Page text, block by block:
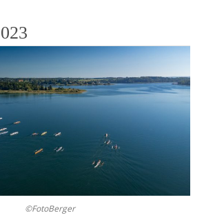
©FotoBerger